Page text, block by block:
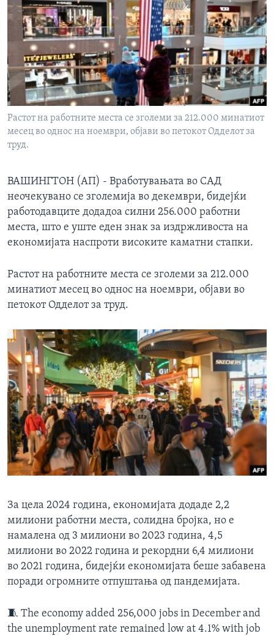
ИНТЕРВЈУА
Јазици
Растот на работните места се зголеми за 212.000 минатиот
месец во однос на ноември, објави во петокот Одделот за
труд.
ВАШИНГТОН (АП) - Вработувањата во САД
неочекувано се зголемија во декември, бидејќи
работодавците додадоа силни 256.000 работни
места, што е уште еден знак за издржливоста на
економијата наспроти високите каматни стапки.
Растот на работните места се зголеми за 212.000
минатиот месец во однос на ноември, објави во
петокот Одделот за труд.
За цела 2024 година, економијата додаде 2,2
милиони работни места, солидна бројка, но е
намалена од 3 милиони во 2023 година, 4,5
милиони во 2022 година и рекордни 6,4 милиони
во 2021 година, бидејќи економијата беше забавена
поради огромните отпуштања од пандемијата.
🧵 The economy added 256,000 jobs in December and
the unemployment rate remained low at 4.1% with job